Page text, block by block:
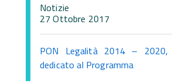
Notizie
27 Ottobre 2017
PON Legalità 2014 –
dedicato al Programma